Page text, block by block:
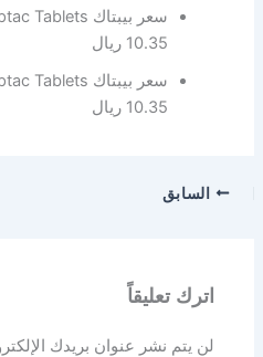
10.35 ريال
10.35 ريال
السابق
اترك تعليقاً
لن يتم نشر عنوان بريدك